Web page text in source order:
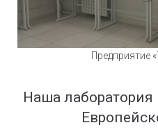
Предприятие
Наша